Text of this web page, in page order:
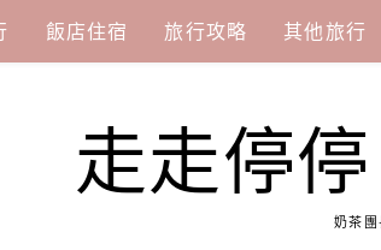
飯店住宿 旅行攻略 其他旅行
走走停
奶茶